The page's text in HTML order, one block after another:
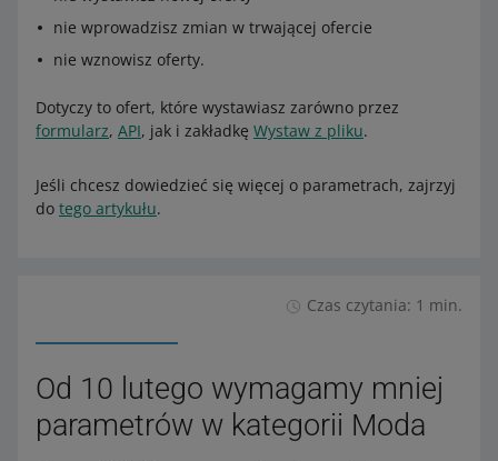
nie wprowadzisz zmian w trwającej ofercie
nie wznowisz oferty.
Dotyczy to ofert, które wystawiasz zarówno przez
formularz, API, jak i zakładkę Wystaw z pliku.
Jeśli chcesz dowiedzieć się więcej o parametrach, zajrzyj
do tego artykułu.
Czas czytania: 1 min.
Od 10 lutego wymagamy mniej
parametrów w kategorii Moda